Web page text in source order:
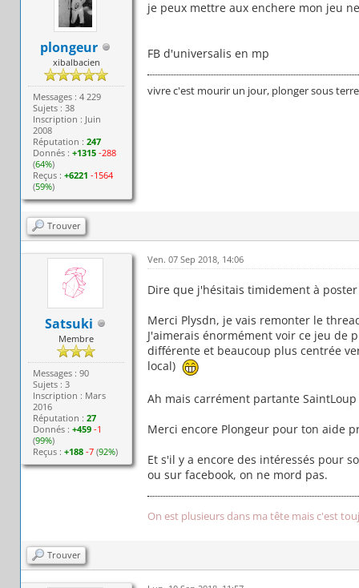
plongeur
xibalbacien
Messages : 4 229
Sujets : 38
Inscription : Juin
2008
Réputation :247
Donnés :+1315 -288
(64%)
Reçus :+6221 -1564
(59%)
je peux mettre aux enchere mon jeu
FB d'universalis en mp
vivre c'est mourir un jour, plonger sous
Trouver
Satsuki
Membre
Messages : 90
Sujets : 3
Inscription : Mars
2016
Réputation :27
Donnés :+459 -1
(99%)
Reçus :+188 -7 (92%)
Ven. 07 Sep 2018, 14:06
Dire que j'hésitais timidement à
Merci Plysdn, je vais remonter le
J'aimerais énormément voir ce jeu de
différente et beaucoup plus centrée
local)
Ah mais carrément partante
Merci encore Plongeur pour ton aide
Et s'il y a encore des intéressés pour
ou sur facebook, on ne mord pas.
On est plusieurs dans ma tête mais c'est
Trouver